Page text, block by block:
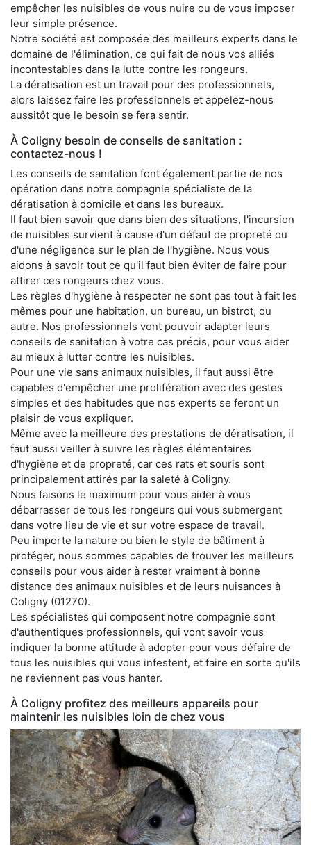
empêcher les nuisibles de vous nuire ou de vous imposer
leur simple présence.
Notre société est composée des meilleurs experts dans le
domaine de l'élimination, ce qui fait de nous vos alliés
incontestables dans la lutte contre les rongeurs.
La dératisation est un travail pour des professionnels,
alors laissez faire les professionnels et appelez-nous
aussitôt que le besoin se fera sentir.
À Coligny besoin de conseils de sanitation :
contactez-nous !
Les conseils de sanitation font également partie de nos
opération dans notre compagnie spécialiste de la
dératisation à domicile et dans les bureaux.
Il faut bien savoir que dans bien des situations, l'incursion
de nuisibles survient à cause d'un défaut de propreté ou
d'une négligence sur le plan de l'hygiène. Nous vous
aidons à savoir tout ce qu'il faut bien éviter de faire pour
attirer ces rongeurs chez vous.
Les règles d'hygiène à respecter ne sont pas tout à fait les
mêmes pour une habitation, un bureau, un bistrot, ou
autre. Nos professionnels vont pouvoir adapter leurs
conseils de sanitation à votre cas précis, pour vous aider
au mieux à lutter contre les nuisibles.
Pour une vie sans animaux nuisibles, il faut aussi être
capables d'empêcher une prolifération avec des gestes
simples et des habitudes que nos experts se feront un
plaisir de vous expliquer.
Même avec la meilleure des prestations de dératisation, il
faut aussi veiller à suivre les règles élémentaires
d'hygiène et de propreté, car ces rats et souris sont
principalement attirés par la saleté à Coligny.
Nous faisons le maximum pour vous aider à vous
débarrasser de tous les rongeurs qui vous submergent
dans votre lieu de vie et sur votre espace de travail.
Peu importe la nature ou bien le style de bâtiment à
protéger, nous sommes capables de trouver les meilleurs
conseils pour vous aider à rester vraiment à bonne
distance des animaux nuisibles et de leurs nuisances à
Coligny (01270).
Les spécialistes qui composent notre compagnie sont
d'authentiques professionnels, qui vont savoir vous
indiquer la bonne attitude à adopter pour vous défaire de
tous les nuisibles qui vous infestent, et faire en sorte qu'ils
ne reviennent pas vous hanter.
À Coligny profitez des meilleurs appareils pour
maintenir les nuisibles loin de chez vous